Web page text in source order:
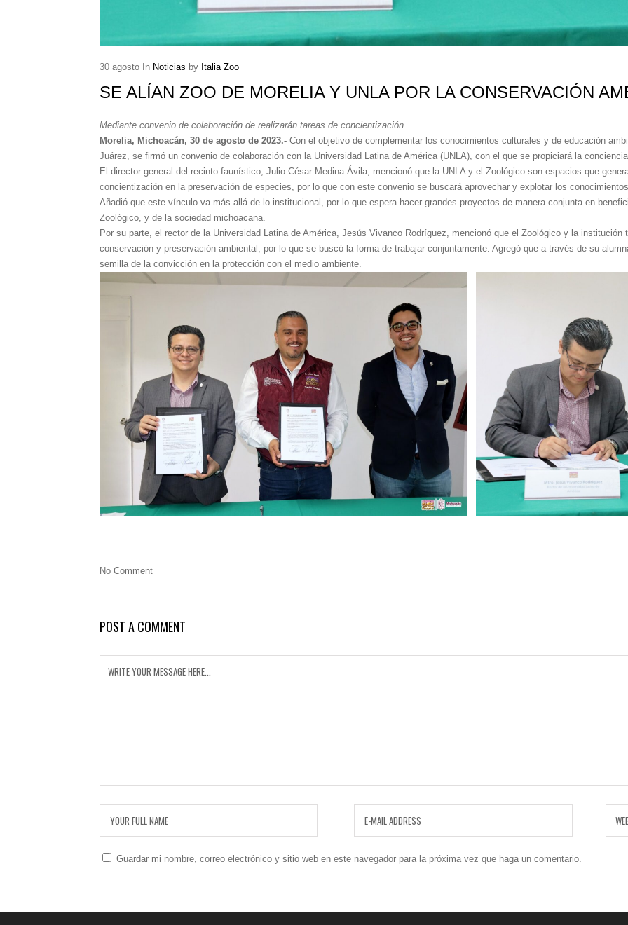
30 agosto In Noticias by Italia Zoo
SE ALÍAN ZOO DE MORELIA Y UNLA POR LA CONSERVACIÓN
Mediante convenio de colaboración de realizarán tareas de concientización
Morelia, Michoacán, 30 de agosto de 2023.- Con el objetivo de complementar los conocimientos culturales y de educación
Juárez, se firmó un convenio de colaboración con la Universidad Latina de América (UNLA), con el que se propiciará la
El director general del recinto faunístico, Julio César Medina Ávila, mencionó que la UNLA y el Zoológico son espacios que
concientización en la preservación de especies, por lo que con este convenio se buscará aprovechar y explotar los
Añadió que este vínculo va más allá de lo institucional, por lo que espera hacer grandes proyectos de manera conjunta en
Zoológico, y de la sociedad michoacana.
Por su parte, el rector de la Universidad Latina de América, Jesús Vivanco Rodríguez, mencionó que el Zoológico y la
conservación y preservación ambiental, por lo que se buscó la forma de trabajar conjuntamente. Agregó que a través de su
semilla de la convicción en la protección con el medio ambiente.
No Comment
POST A COMMENT
Guardar mi nombre, correo electrónico y sitio web en este navegador para la próxima vez que haga un comentario.